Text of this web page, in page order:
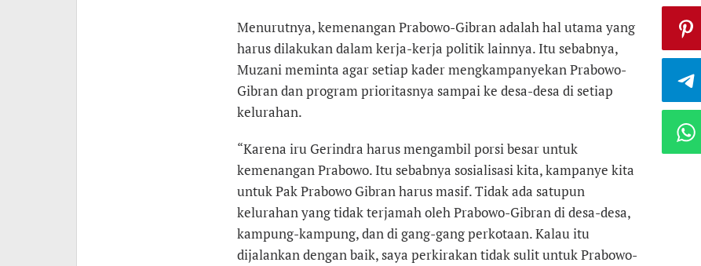
Menurutnya, kemenangan Prabowo-Gibran adalah hal utama yang
harus dilakukan dalam kerja-kerja politik lainnya. Itu sebabnya,
Muzani meminta agar setiap kader mengkampanyekan Prabowo-
Gibran dan program prioritasnya sampai ke desa-desa di setiap
kelurahan.
“Karena iru Gerindra harus mengambil porsi besar untuk
kemenangan Prabowo. Itu sebabnya sosialisasi kita, kampanye kita
untuk Pak Prabowo Gibran harus masif. Tidak ada satupun
kelurahan yang tidak terjamah oleh Prabowo-Gibran di desa-desa,
kampung-kampung, dan di gang-gang perkotaan. Kalau itu
dijalankan dengan baik, saya perkirakan tidak sulit untuk Prabowo-